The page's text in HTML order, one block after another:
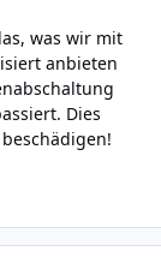
was wir mit
anbieten
Dies